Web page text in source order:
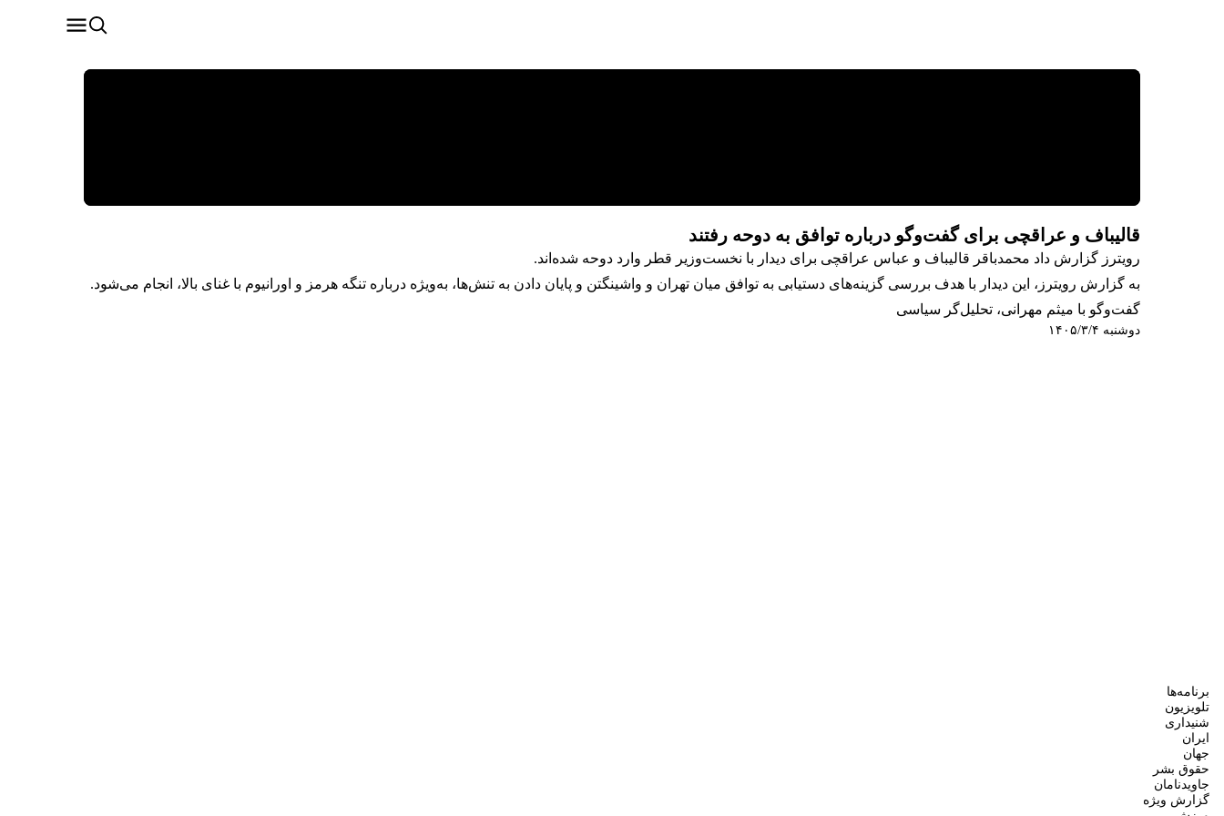
قالیباف و عراقچی برای گفت‌وگو درباره توافق به دوحه رفتند
رویترز گزارش داد محمدباقر قالیباف و عباس عراقچی برای دیدار با نخست‌وزیر قطر وارد دوحه شده‌اند.
به گزارش رویترز، این دیدار با هدف بررسی گزینه‌های دستیابی به توافق میان تهران و واشینگتن و پایان دادن به تنش‌ها، به‌ویژه درباره تنگه هرمز و اورانیوم با غنای بالا، انجام می‌شود.
گفت‌وگو با میثم مهرانی، تحلیل‌گر سیاسی
دوشنبه ۱۴۰۵/۳/۴
برنامه‌ها
تلویزیون
شنیداری
ایران
جهان
حقوق بشر
جاویدنامان
گزارش ویژه